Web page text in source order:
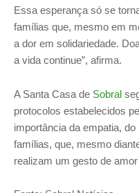
Essa esperança só se
famílias que, mesmo em
a dor em solidariedade.
a vida continue”, afirma.
A Santa Casa de Sobral
protocolos estabelecidos
importância da empatia,
famílias, que, mesmo
realizam um gesto de